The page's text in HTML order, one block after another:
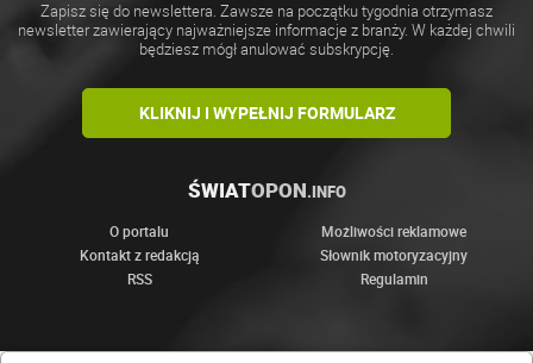
Zapisz się do newslettera. Zawsze na początku tygodnia otrzymasz
newsletter zawierający najważniejsze informacje z branży. W każdej chwili
będziesz mógł anulować subskrypcję.
KLIKNIJ I WYPEŁNIJ FORMULARZ
ŚWIATOPON.INFO
O portalu
Możliwości reklamowe
Kontakt z redakcją
Słownik motoryzacyjny
RSS
Regulamin